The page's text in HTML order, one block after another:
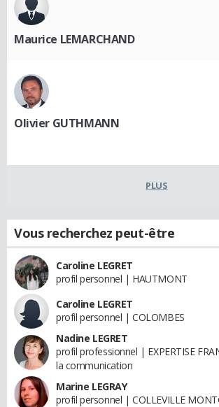
Maurice LEMARCHAND
Olivier GUTHMANN
PLUS
Vous recherchez peut-être
Caroline LEGRET
profil personnel | HAUTMONT
Caroline LEGRET
profil personnel | COLOMBES
Nadine LEGRET
profil professionnel | EXPERTISE
la communication
Marine LEGRAY
profil personnel | COLLEVILLE